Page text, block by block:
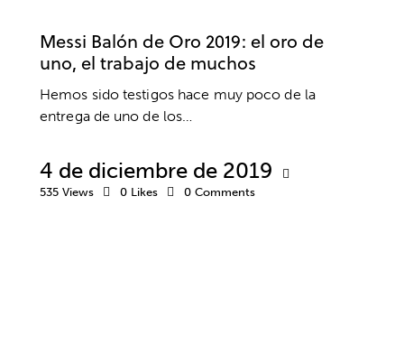
Messi Balón de Oro 2019: el oro de
uno, el trabajo de muchos
Hemos sido testigos hace muy poco de la
entrega de uno de los…
4 de diciembre de 2019
535 Views 0 Likes 0 Comments